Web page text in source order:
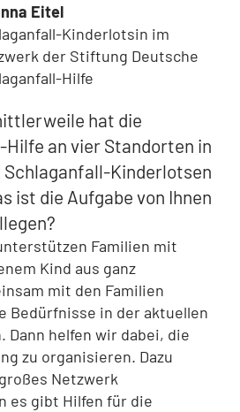
Eitel
Kinderlotsin im
der Stiftung Deutsche
Hilfe
hat die
an vier Standorten in
Schlaganfall-Kinderlotsen
ist die Aufgabe von Ihnen
Familien mit
Kind aus ganz
mit den Familien
Bedürfnisse in der aktuellen
helfen wir dabei, die
zu organisieren. Dazu
Netzwerk
es gibt Hilfen für die